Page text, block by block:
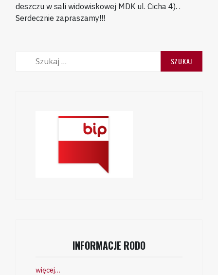
deszczu w sali widowiskowej MDK ul. Cicha 4). .
Serdecznie zapraszamy!!!
INFORMACJE RODO
więcej…